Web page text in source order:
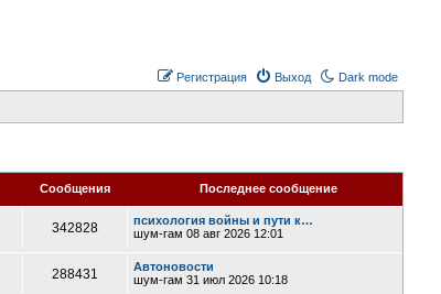
Dark mode
Выход
Регистрация
Сообщения Последнее сообщение
342828
психология войны и пути к…
шум-гам 08 авг 2026 12:01
288431
Автоновости
шум-гам 31 июл 2026 10:18